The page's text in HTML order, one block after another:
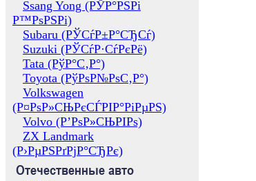
Ssang Yong (РЎР°РЅРі
Р™РѕРЅРі)
Subaru (РЎСѓР±Р°СЂСѓ)
Suzuki (РЎСѓР·СѓРєРё)
Tata (РўР°С‚Р°)
Toyota (РўРѕР№РѕС‚Р°)
Volkswagen
(Р¤РѕР»СЊРєСЃРІР°РіРµРЅ)
Volvo (Р’РѕР»СЊРІРѕ)
ZX Landmark
(Р›РµРЅРґРјР°СЂРє)
Отечественные авто